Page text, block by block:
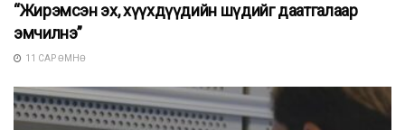
“Жирэмсэн эх, хүүхдүүдийн шүдийг даатгалаар
эмчилнэ”
11 САР ӨМНӨ